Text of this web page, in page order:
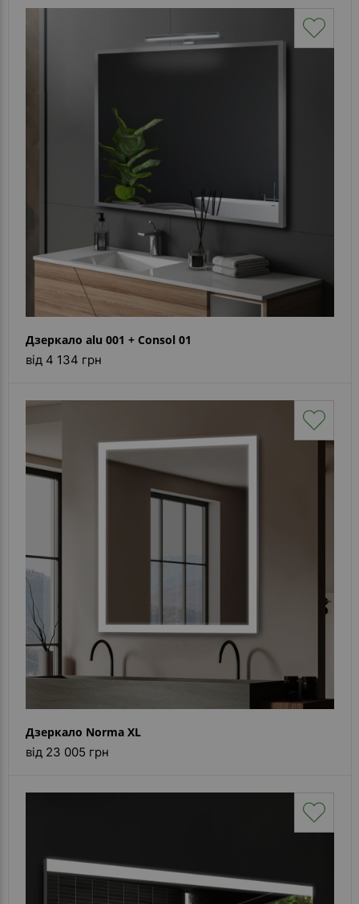
Дзеркало alu 001 + Consol 01
від 4 134 грн
Дзеркало Norma XL
від 23 005 грн